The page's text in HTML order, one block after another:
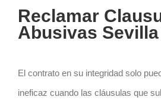
Reclamar
Abusivas Sevilla
El contrato en su integridad solo
ineficaz cuando las cláusulas que